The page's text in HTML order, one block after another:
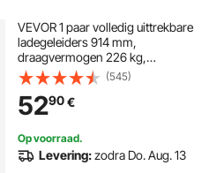
VEVOR 1 paar volledig uittrekbare
ladegeleiders 914 mm,
draagvermogen 226 kg,
ladegeleider, kogellagers met slot,
zijdelings gemonteerde
telescopische geleiders, ideaal voor
planken, kasten, industriële lades
(545)
5290€
Op voorraad.
Levering:zodra Do. Aug. 13